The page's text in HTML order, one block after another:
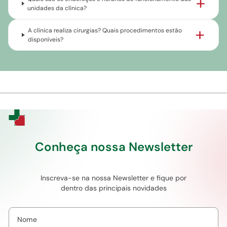
unidades da clínica?
A clínica realiza cirurgias? Quais procedimentos estão
disponíveis?
Conheça nossa Newsletter
Inscreva-se na nossa Newsletter e fique por
dentro das principais novidades